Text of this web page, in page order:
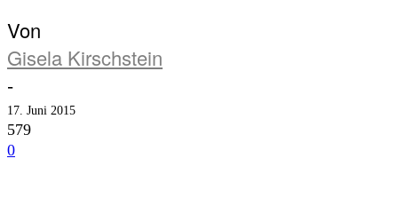
Von
Gisela Kirschstein
-
17. Juni 2015
579
0